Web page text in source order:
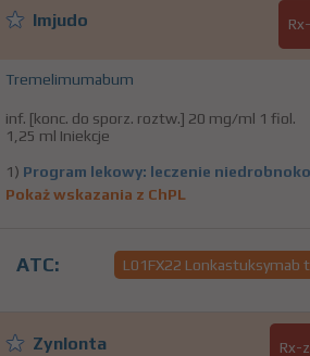
Imjudo
Tremelimumabum
inf. [konc. do sporz. roztw.] 20 mg/ml 1 fiol.
1,25 ml Iniekcje
1) Program lekowy: leczenie
Pokaż wskazania z ChPL
ATC: L01FX22 Lonkastuksymab
Zynlonta Rx-z